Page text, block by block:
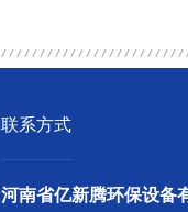
联系方式
河南省亿新腾环保设备